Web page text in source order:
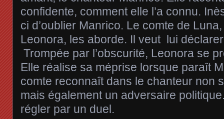
confidente, comment elle l’a connu.
ci d’oublier Manrico. Le comte de
Leonora, les aborde. Il veut lui
Trompée par l’obscurité, Leonora se
Elle réalise sa méprise lorsque paraît
comte reconnaît dans le chanteur non
mais également un adversaire
régler par un duel.